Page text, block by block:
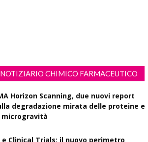
NOTIZIARIO CHIMICO FARMACEUTICO
Horizon Scanning, due nuovi report
degradazione mirata delle proteine e
microgravità
e Clinical Trials: il nuovo perimetro